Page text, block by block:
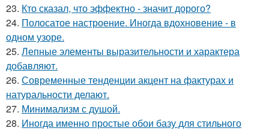
23. Кто сказал, что эффектно - значит дорого?
24. Полосатое настроение. Иногда вдохновение - в
одном узоре.
25. Лепные элементы выразительности и характера
добавляют.
26. Современные тенденции акцент на фактурах и
натуральности делают.
27. Минимализм с душой.
28. Иногда именно простые обои базу для стильного